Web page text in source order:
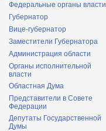
Федеральные органы власти
Губернатор
Вице-губернатор
Заместители Губернатора
Администрация области
Органы исполнительной
власти
Областная Дума
Представители в Совете
Федерации
Депутаты Государственной
Думы